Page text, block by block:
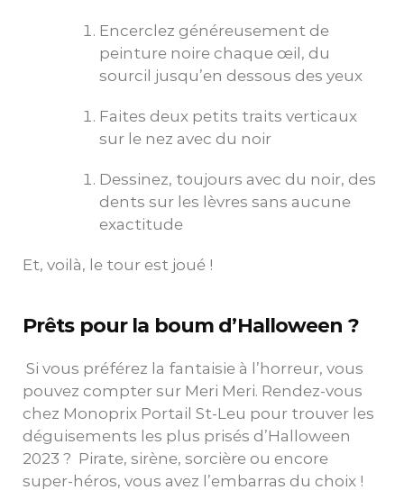
Encerclez généreusement de
peinture noire chaque œil, du
sourcil jusqu’en dessous des yeux
Faites deux petits traits verticaux
sur le nez avec du noir
Dessinez, toujours avec du noir, des
dents sur les lèvres sans aucune
exactitude
Et, voilà, le tour est joué !
Prêts pour la boum d’Halloween ?
Si vous préférez la fantaisie à l’horreur, vous
pouvez compter sur Meri Meri. Rendez-vous
chez Monoprix Portail St-Leu pour trouver les
déguisements les plus prisés d’Halloween
2023 ? Pirate, sirène, sorcière ou encore
super-héros, vous avez l’embarras du choix !